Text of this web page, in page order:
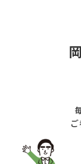
住宅売却サポ
不動産売却サ
査定依頼
不動産の相場情